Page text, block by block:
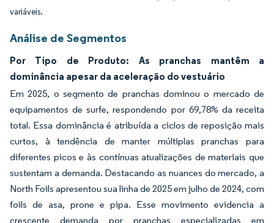
variáveis.
Análise de Segmentos
Por Tipo de Produto: As pranchas mantêm a
dominância apesar da aceleração do vestuário
Em 2025, o segmento de pranchas dominou o mercado de
equipamentos de surfe, respondendo por 69,78% da receita
total. Essa dominância é atribuída a ciclos de reposição mais
curtos, à tendência de manter múltiplas pranchas para
diferentes picos e às contínuas atualizações de materiais que
sustentam a demanda. Destacando as nuances do mercado, a
North Foils apresentou sua linha de 2025 em julho de 2024, com
foils de asa, prone e pipa. Esse movimento evidencia a
crescente demanda por pranchas especializadas em